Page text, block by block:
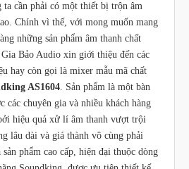
ta cần phải có một thiết bị trộn âm
Chính vì thế, với mong muốn mang
những sản phẩm âm thanh chất
Bảo Audio xin giới thiệu đến các
hay còn gọi là mixer mẫu mã chất
AS1604. Sản phẩm là một bàn
các chuyên gia và nhiều khách hàng
hiệu quả xử lí âm thanh vượt trội
lâu dài và giá thành vô cùng phải
sản phẩm cao cấp, hiện đại thuộc dòng